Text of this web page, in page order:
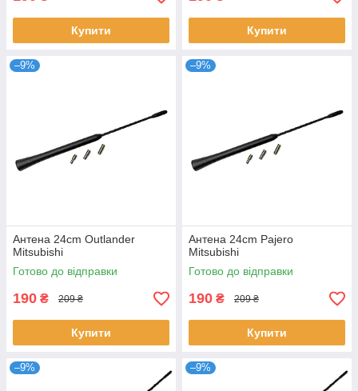
Купити Купити
–9%
Антена 24cm Outlander
Mitsubishi
Готово до відправки
190 ₴ 209 ₴
Купити
–9%
Антена 24cm Pajero
Mitsubishi
Готово до відправки
190 ₴ 209 ₴
Купити
–9% –9%